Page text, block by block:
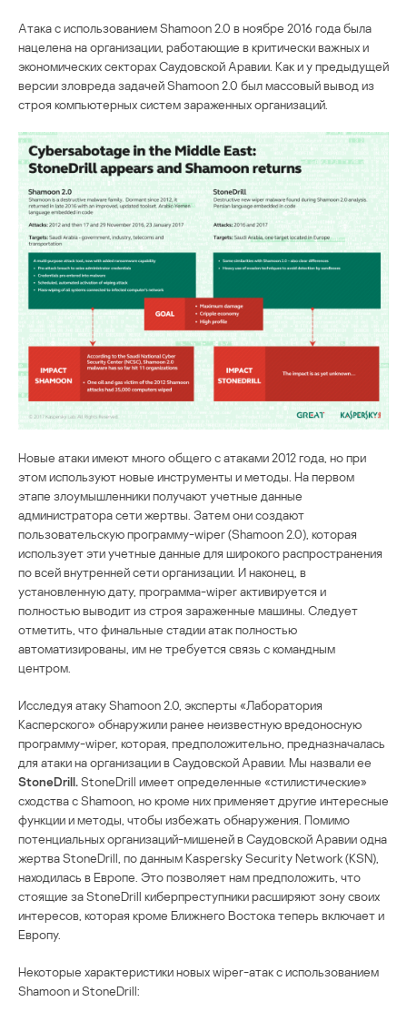
Атака с использованием Shamoon 2.0 в ноябре 2016 года была
нацелена на организации, работающие в критически важных и
экономических секторах Саудовской Аравии. Как и у предыдущей
версии зловреда задачей Shamoon 2.0 был массовый вывод из
строя компьютерных систем зараженных организаций.
Новые атаки имеют много общего с атаками 2012 года, но при
этом используют новые инструменты и методы. На первом
этапе злоумышленники получают учетные данные
администратора сети жертвы. Затем они создают
пользовательскую программу-wiper (Shamoon 2.0), которая
использует эти учетные данные для широкого распространения
по всей внутренней сети организации. И наконец, в
установленную дату, программа-wiper активируется и
полностью выводит из строя зараженные машины. Следует
отметить, что финальные стадии атак полностью
автоматизированы, им не требуется связь с командным
центром.
Исследуя атаку Shamoon 2.0, эксперты «Лаборатория
Касперского» обнаружили ранее неизвестную вредоносную
программу-wiper, которая, предположительно, предназначалась
для атаки на организации в Саудовской Аравии. Мы назвали ее
StoneDrill.StoneDrill имеет определенные «стилистические»
сходства с Shamoon, но кроме них применяет другие интересные
функции и методы, чтобы избежать обнаружения. Помимо
потенциальных организаций-мишеней в Саудовской Аравии одна
жертва StoneDrill, по данным Kaspersky Security Network (KSN),
находилась в Европе. Это позволяет нам предположить, что
стоящие за StoneDrill киберпреступники расширяют зону своих
интересов, которая кроме Ближнего Востока теперь включает и
Европу.
Некоторые характеристики новых wiper-атак с использованием
Shamoon и StoneDrill: